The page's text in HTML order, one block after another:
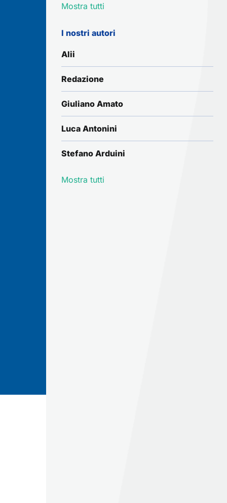
Mostra tutti
I nostri autori
Alii
Redazione
Giuliano Amato
Luca Antonini
Stefano Arduini
Mostra tutti